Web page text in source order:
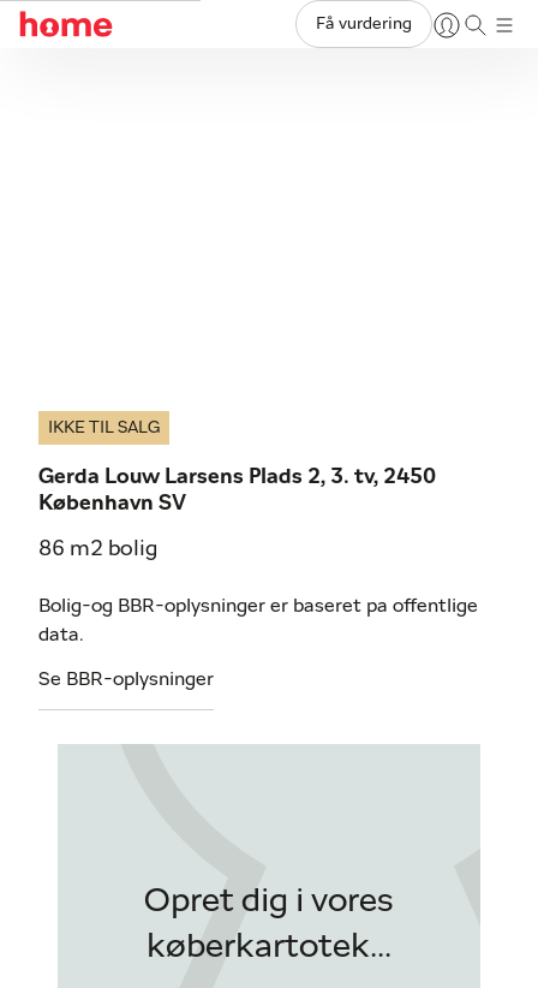
Få vurdering
IKKE TIL SALG
Gerda Louw Larsens Plads 2, 3. tv, 2450
København SV
86 m2 bolig
Bolig-og BBR-oplysninger er baseret pa offentlige
data.
Se BBR-oplysninger
Opret dig i vores
køberkartotek...